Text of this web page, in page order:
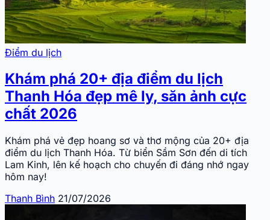
Điểm du lịch
Khám phá 20+ địa điểm du lịch
Thanh Hóa đẹp mê ly, săn ảnh cực
chất 2026
Khám phá vẻ đẹp hoang sơ và thơ mộng của 20+ địa
điểm du lịch Thanh Hóa. Từ biển Sầm Sơn đến di tích
Lam Kinh, lên kế hoạch cho chuyến đi đáng nhớ ngay
hôm nay!
Thanh Bình 21/07/2026